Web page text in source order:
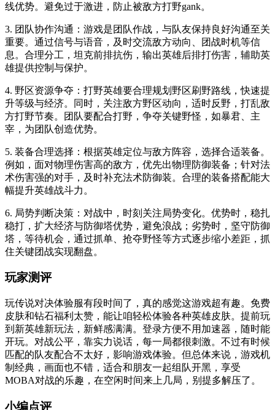
线优势。避免过于激进，防止被敌方打野gank。
3. 团队协作沟通：游戏是团队作战，与队友保持良好沟通至关
重要。通过信号与语音，及时交流敌方动向、团战时机等信
息。合理分工，坦克前排抗伤，输出英雄后排打伤害，辅助英
雄提供控制与保护。
4. 野区资源争夺：打野英雄要合理规划野区刷野路线，快速提
升等级与经济。同时，关注敌方野区动向，适时反野，打乱敌
方打野节奏。团队要配合打野，争夺关键野怪，如暴君、主
宰，为团队创造优势。
5. 装备合理选择：根据英雄定位与敌方阵容，选择合适装备。
例如，面对物理伤害高的敌方，优先出物理防御装备；针对法
术伤害强的对手，及时补充法术防御装。合理的装备搭配能大
幅提升英雄战斗力。
6. 局势判断决策：对战中，时刻关注局势变化。优势时，稳扎
稳打，扩大经济与防御塔优势，避免浪战；劣势时，坚守防御
塔，等待机会，通过抓单、抢夺野怪等方式逐步缩小差距，抓
住关键团战实现翻盘。
玩家测评
玩传说对决体验服有段时间了，真的感觉这游戏超有趣。免费
皮肤和钻石福利太赞，能让咱轻松体验各种英雄皮肤。提前玩
到新英雄新玩法，新鲜感满满。登录方便不用加速器，随时能
开玩。对战公平，靠实力说话，每一局都很刺激。不过有时候
匹配的队友配合不太好，影响游戏体验。但总体来说，游戏机
制经典，画面也不错，适合和朋友一起组队开黑，享受
MOBA对战的乐趣，在空闲时间来上几局，别提多解压了。
小编点评